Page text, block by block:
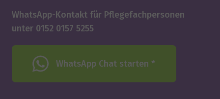
WhatsApp-Kontakt für Pflegefachpersonen
unter 0152 0157 5255
WhatsApp Chat starten *